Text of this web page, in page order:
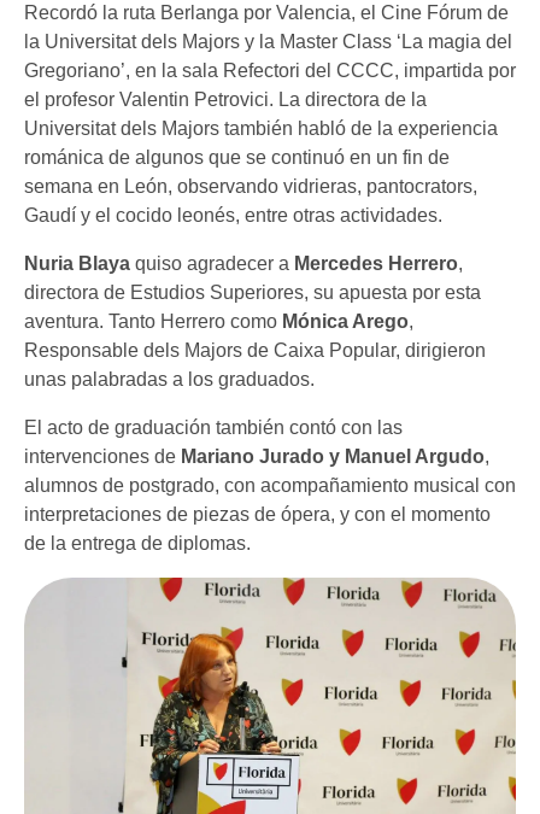
Recordó la ruta Berlanga por Valencia, el Cine Fórum de
la Universitat dels Majors y la Master Class ‘La magia del
Gregoriano’, en la sala Refectori del CCCC, impartida por
el profesor Valentin Petrovici. La directora de la
Universitat dels Majors también habló de la experiencia
románica de algunos que se continuó en un fin de
semana en León, observando vidrieras, pantocrators,
Gaudí y el cocido leonés, entre otras actividades.
Nuria Blaya quiso agradecer a Mercedes Herrero,
directora de Estudios Superiores, su apuesta por esta
aventura. Tanto Herrero como Mónica Arego,
Responsable dels Majors de Caixa Popular, dirigieron
unas palabradas a los graduados.
El acto de graduación también contó con las
intervenciones de Mariano Jurado y Manuel Argudo,
alumnos de postgrado, con acompañamiento musical con
interpretaciones de piezas de ópera, y con el momento
de la entrega de diplomas.